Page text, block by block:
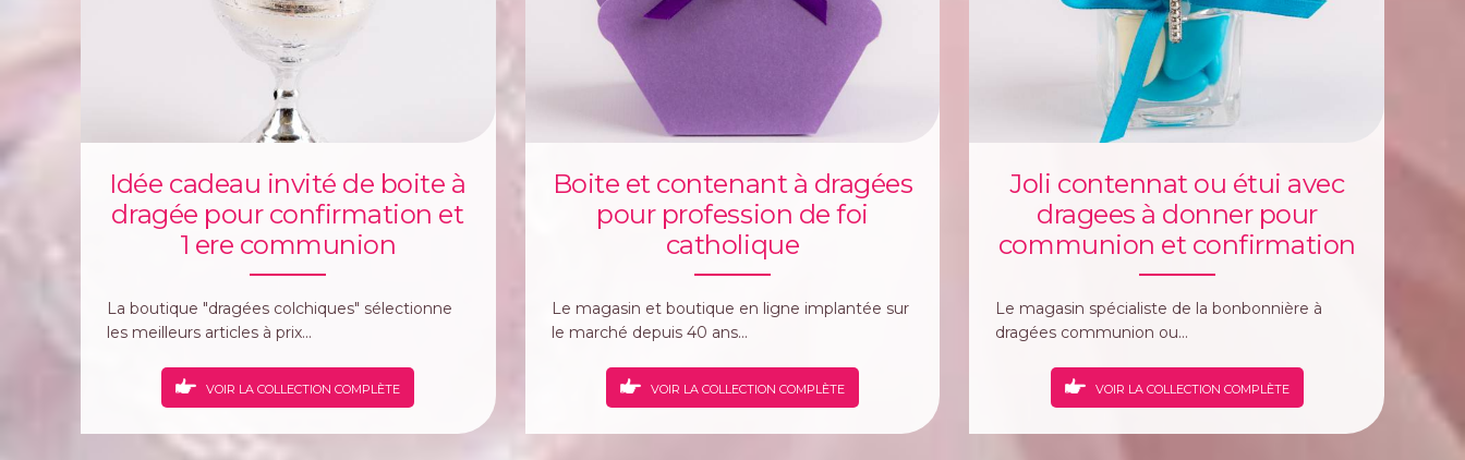
Idée cadeau invité de boite à
dragée pour confirmation et
1 ere communion
La boutique "dragées colchiques" sélectionne
les meilleurs articles à prix...
VOIR LA COLLECTION COMPLÈTE
Boite et contenant à dragées
pour profession de foi
catholique
Le magasin et boutique en ligne implantée sur
le marché depuis 40 ans...
VOIR LA COLLECTION COMPLÈTE
Joli contennat ou étui avec
dragees à donner pour
communion et confirmation
Le magasin spécialiste de la bonbonnière à
dragées communion ou...
VOIR LA COLLECTION COMPLÈTE